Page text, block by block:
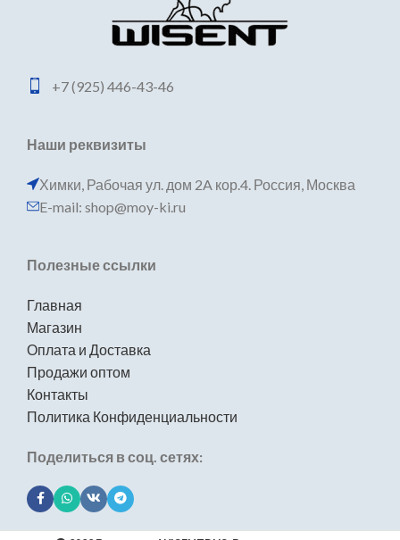
+7 (925) 446-43-46
Наши реквизиты
Химки, Рабочая ул. дом 2A кор.4. Россия, Москва
E-mail: shop@moy-ki.ru
Полезные ссылки
Главная
Магазин
Оплата и Доставка
Продажи оптом
Контакты
Политика Конфиденциальности
Поделиться в соц. сетях: